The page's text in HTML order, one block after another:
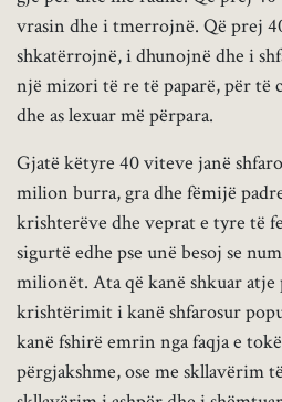
vrasin dhe i tmerrojnë. Që prej
shkatërrojnë, i dhunojnë dhe i
një mizori të re të paparë, për të
dhe as lexuar më përpara.
Gjatë këtyre 40 viteve janë
milion burra, gra dhe fëmijë
krishterëve dhe veprat e tyre të
sigurtë edhe pse unë besoj se
milionët. Ata që kanë shkuar
krishtërimit i kanë shfarosur
kanë fshirë emrin nga faqja e
përgjakshme, ose me skllavërim